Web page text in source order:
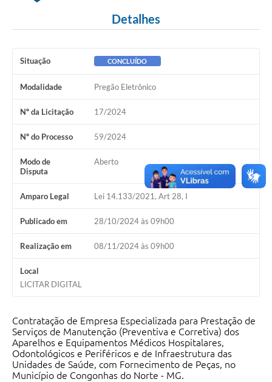
Detalhes
Situação CONCLUÍDO
Modalidade Pregão Eletrônico
Nº da Licitação 17/2024
Nº do Processo 59/2024
Modo de
Disputa
Aberto
Amparo Legal Lei 14.133/2021, Art 28, I
Publicado em 28/10/2024 às 09h00
Realização em 08/11/2024 às 09h00
Local
LICITAR DIGITAL
Contratação de Empresa Especializada para Prestação de
Serviços de Manutenção (Preventiva e Corretiva) dos
Aparelhos e Equipamentos Médicos Hospitalares,
Odontológicos e Periféricos e de Infraestrutura das
Unidades de Saúde, com Fornecimento de Peças, no
Município de Congonhas do Norte - MG.